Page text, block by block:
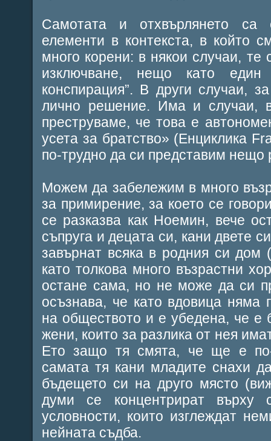
Самотата и отхвърлянето са
елементи в контекста, в който
много корени: в някои случаи, те
изключване, нещо като един
конспирация”. В други случаи,
лично решение. Има и случаи,
преструваме, че това е
усета за братство» (Енциклика
по-трудно да си представим нещо
Можем да забележим в много
за примирение, за което се
се разказва как Ноемин, вече
съпруга и децата си, кани двете
завърнат всяка в родния си
като толкова много възрастни
остане сама, но не може да си
осъзнава, че като вдовица няма
на обществото и е убедена, че е
жени, които за разлика от нея
Ето защо тя смята, че ще е
самата тя кани младите снахи
бъдещето си на друго място
думи се концентрират върху
условности, които изглеждат
нейната съдба.